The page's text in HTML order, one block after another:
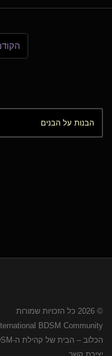
© 2026 כל הזכויות שמורות
BDSM Community
הכלוב – הבית של קהילת ה-BDSM, סאדו מזו, קינק ופטיש בישראל